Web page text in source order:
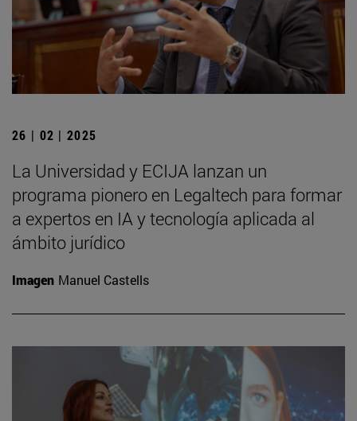
26 | 02 | 2025
La Universidad y ECIJA lanzan un
programa pionero en Legaltech para formar
a expertos en IA y tecnología aplicada al
ámbito jurídico
Imagen Manuel Castells